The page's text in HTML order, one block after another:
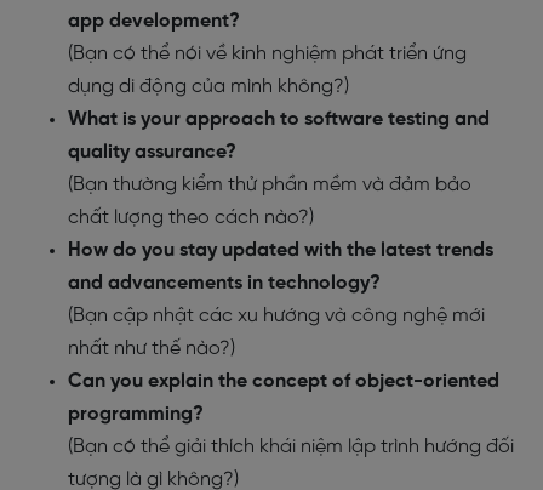
app development?
(Bạn có thể nói về kinh nghiệm phát triển ứng
dụng di động của mình không?)
What is your approach to software testing and
quality assurance?
(Bạn thường kiểm thử phần mềm và đảm bảo
chất lượng theo cách nào?)
How do you stay updated with the latest trends
and advancements in technology?
(Bạn cập nhật các xu hướng và công nghệ mới
nhất như thế nào?)
Can you explain the concept of object-oriented
programming?
(Bạn có thể giải thích khái niệm lập trình hướng đối
tượng là gì không?)